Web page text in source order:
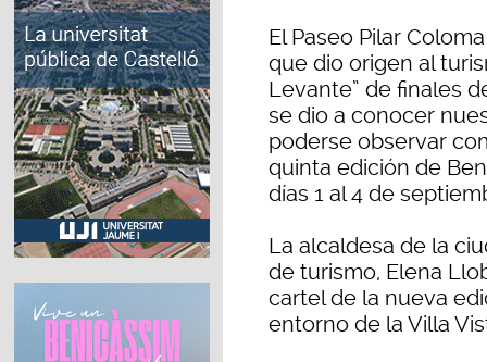
El Paseo Pilar
que dio origen al
Levante” de finales
se dio a conocer
poderse observar
quinta edición de
días 1 al 4 de
La alcaldesa de la
de turismo, Elena
cartel de la nueva
entorno de la Villa